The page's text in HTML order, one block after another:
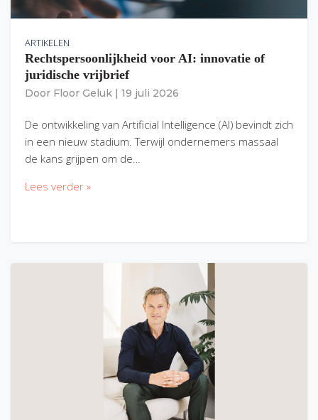
ARTIKELEN
Rechtspersoonlijkheid voor AI: innovatie of
juridische vrijbrief
Door Floor Geluk 19 juli 2026
De ontwikkeling van Artificial Intelligence (AI) bevindt zich
in een nieuw stadium. Terwijl ondernemers massaal
de kans grijpen om de…
Lees verder »